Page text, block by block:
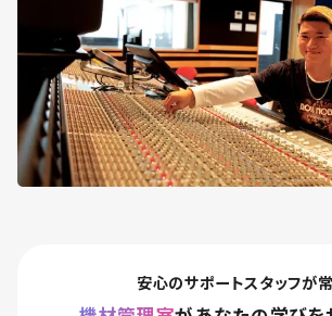
安心のサポートスタッフが